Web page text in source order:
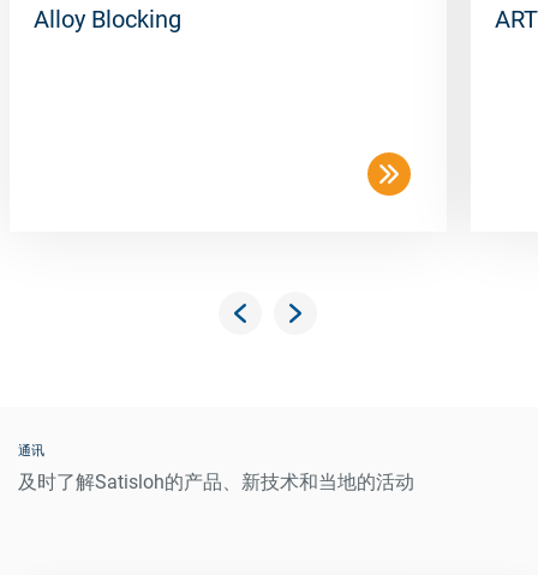
Alloy Blocking
通讯
及时了解Satisloh的产品、新技术和当地的活动